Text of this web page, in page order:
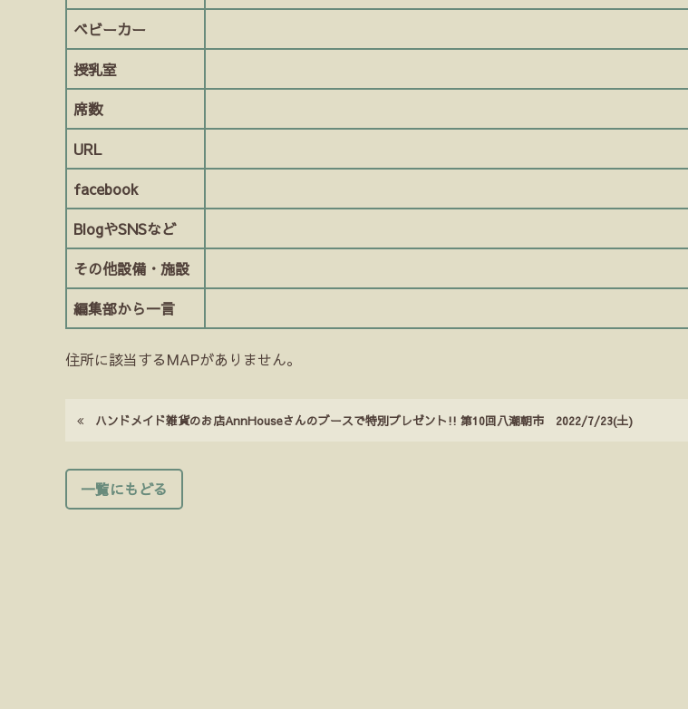
ベビーカー
授乳室
席数
URL
facebook
BlogやSNSなど
その他設備・施設
編集部から一言
住所に該当するMAPがありません。
ハンドメイド雑貨のお店AnnHouseさんのブースで特別プレゼント!! 第10回八潮朝市 2022/7/23(土)
一覧にもどる